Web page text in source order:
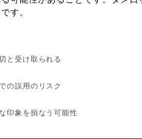
す。
と受け取られる
の誤用のリスク
印象を損なう可能性